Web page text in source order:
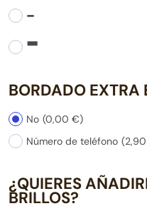
-
-
BORDADO
No (0,00 €)
Número de teléfono
¿QUIERES
BRILLOS?